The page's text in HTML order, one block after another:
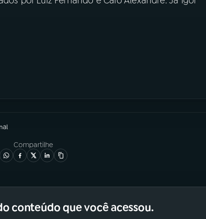
Compartilhe
conteúdo que você acessou.